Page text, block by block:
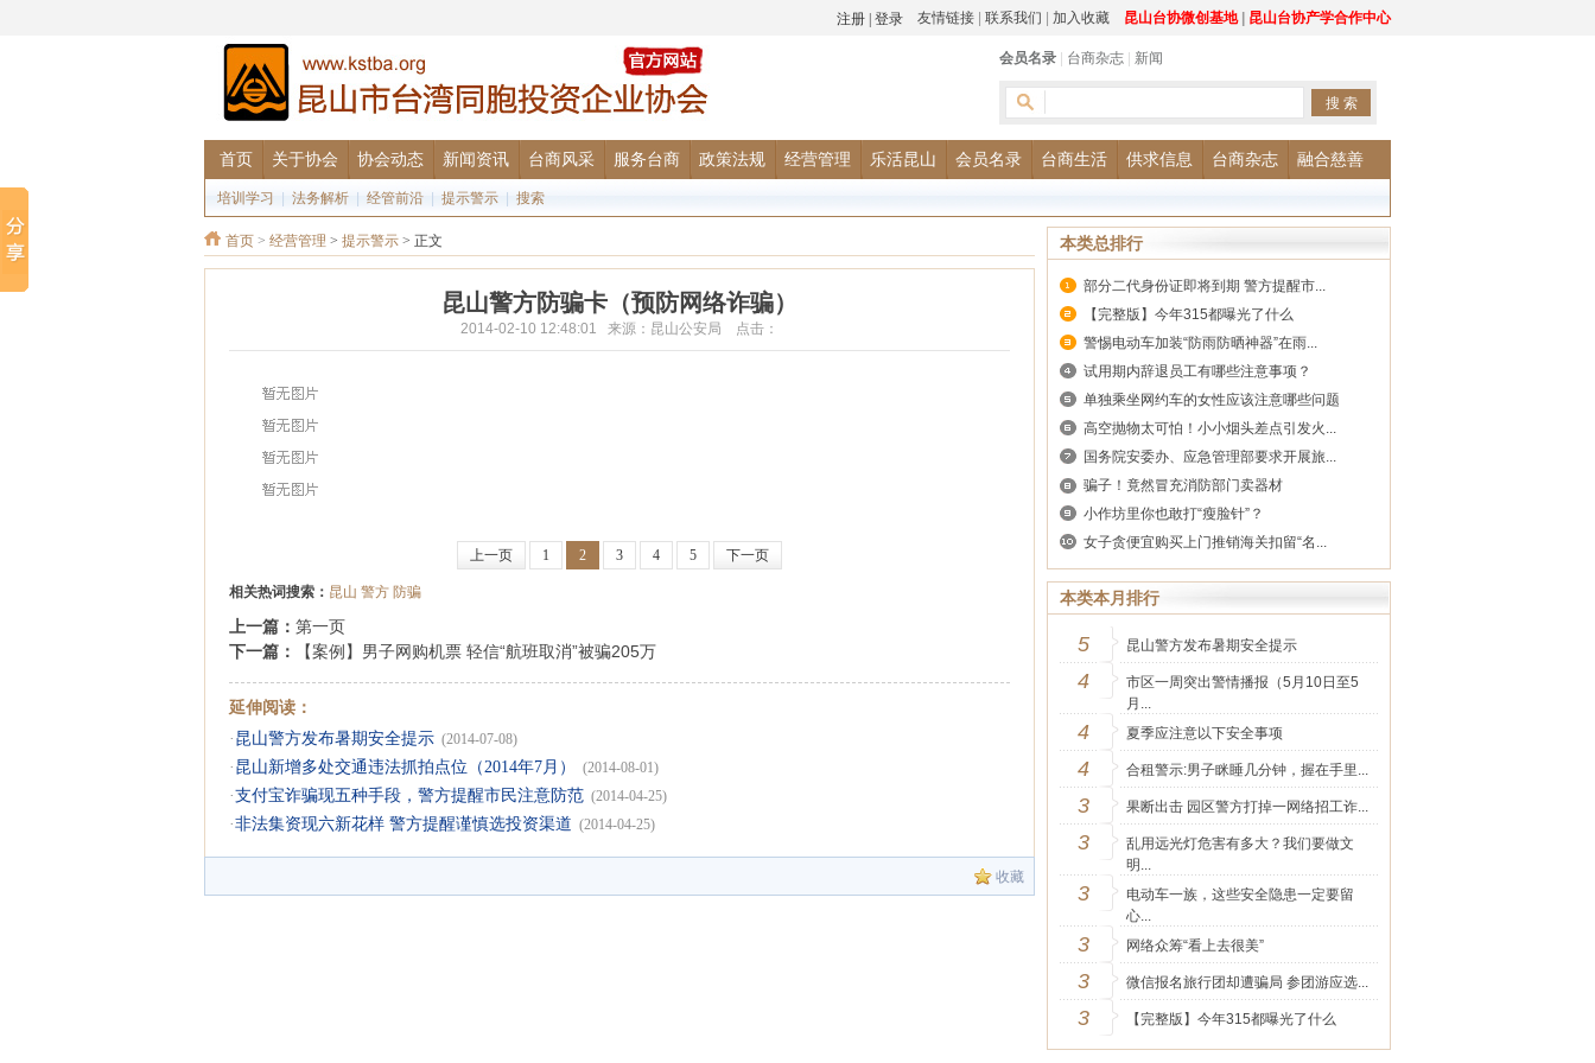
昆山台协微创基地| 昆山台协产学合作中心
友情链接 联系我们 加入收藏
会员名录 台商杂志 新闻
首页 关于协会 协会动态 新闻资讯 台商风采 服务台商 政策法规 经营管理 乐活昆山 会员名录 台商生活 供求信息 台商杂志 融合慈善
培训学习 法务解析 经管前沿 提示警示 搜索
首页 > 经营管理 > 提示警示 > 正文
昆山警方防骗卡（预防网络诈骗）
2014-02-10 12:48:01 来源：昆山公安局 点击：
上一页 1 2 3 4 5 下一页
相关热词搜索： 昆山 警方 防骗
上一篇： 第一页
下一篇：
【案例】男子网购机票 轻信“航班取消”被骗205万
延伸阅读：
· 昆山警方发布暑期安全提示 (2014-07-08)
· 昆山新增多处交通违法抓拍点位（2014年7月） (2014-08-01)
·支付宝诈骗现五种手段，警方提醒市民注意防范 (2014-04-25)
·非法集资现六新花样 警方提醒谨慎选投资渠道 (2014-04-25)
收藏
本类总排行
部分二代身份证即将到期 警方提醒市...
【完整版】今年315都曝光了什么
警惕电动车加装“防雨防晒神器”在雨...
试用期内辞退员工有哪些注意事项？
单独乘坐网约车的女性应该注意哪些问题
高空抛物太可怕！小小烟头差点引发火...
国务院安委办、应急管理部要求开展旅...
骗子！竟然冒充消防部门卖器材
小作坊里你也敢打“瘦脸针”？
女子贪便宜购买上门推销海关扣留“名...
本类本月排行
5 昆山警方发布暑期安全提示
4
市区一周突出警情播报（5月10日至5
月...
4 夏季应注意以下安全事项
4 合租警示:男子眯睡几分钟，握在手里...
3 果断出击 园区警方打掉一网络招工诈...
3
乱用远光灯危害有多大？我们要做文
明...
3
电动车一族，这些安全隐患一定要留
心...
3 网络众筹“看上去很美”
3 微信报名旅行团却遭骗局 参团游应选...
3 【完整版】今年315都曝光了什么